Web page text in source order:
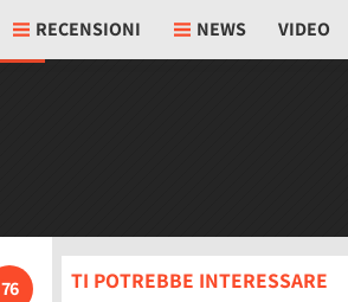
RECENSIONI NEWS VIDEO
76 TI POTREBBE INTERESSARE